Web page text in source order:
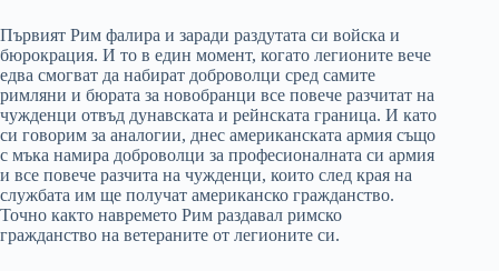
Първият Рим фалира и заради раздутата си войска и
бюрокрация. И то в един момент, когато легионите вече
едва смогват да набират доброволци сред самите
римляни и бюрата за новобранци все повече разчитат на
чужденци отвъд дунавската и рейнската граница. И като
си говорим за аналогии, днес американската армия също
с мъка намира доброволци за професионалната си армия
и все повече разчита на чужденци, които след края на
службата им ще получат американско гражданство.
Точно както навремето Рим раздавал римско
гражданство на ветераните от легионите си.